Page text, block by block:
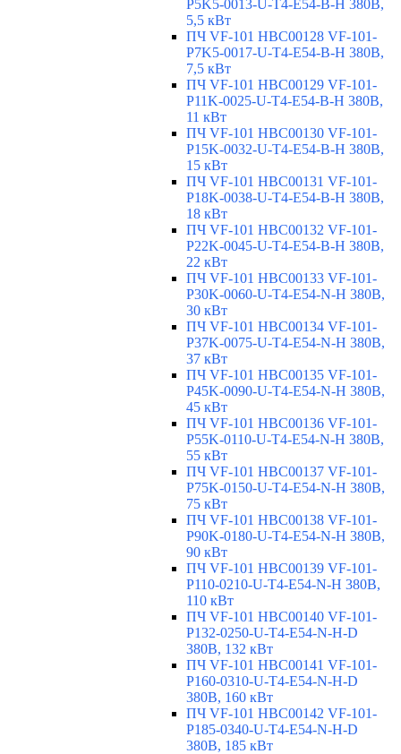
P5K5-0013-U-T4-E54-B-H 380В,
5,5 кВт
ПЧ VF-101 HBC00128 VF-101-
P7K5-0017-U-T4-E54-B-H 380В,
7,5 кВт
ПЧ VF-101 HBC00129 VF-101-
P11K-0025-U-T4-E54-B-H 380В,
11 кВт
ПЧ VF-101 HBC00130 VF-101-
P15K-0032-U-T4-E54-B-H 380В,
15 кВт
ПЧ VF-101 HBC00131 VF-101-
P18K-0038-U-T4-E54-B-H 380В,
18 кВт
ПЧ VF-101 HBC00132 VF-101-
P22K-0045-U-T4-E54-B-H 380В,
22 кВт
ПЧ VF-101 HBC00133 VF-101-
P30K-0060-U-T4-E54-N-H 380В,
30 кВт
ПЧ VF-101 HBC00134 VF-101-
P37K-0075-U-T4-E54-N-H 380В,
37 кВт
ПЧ VF-101 HBC00135 VF-101-
P45K-0090-U-T4-E54-N-H 380В,
45 кВт
ПЧ VF-101 HBC00136 VF-101-
P55K-0110-U-T4-E54-N-H 380В,
55 кВт
ПЧ VF-101 HBC00137 VF-101-
P75K-0150-U-T4-E54-N-H 380В,
75 кВт
ПЧ VF-101 HBC00138 VF-101-
P90K-0180-U-T4-E54-N-H 380В,
90 кВт
ПЧ VF-101 HBC00139 VF-101-
P110-0210-U-T4-E54-N-H 380В,
110 кВт
ПЧ VF-101 HBC00140 VF-101-
P132-0250-U-T4-E54-N-H-D
380В, 132 кВт
ПЧ VF-101 HBC00141 VF-101-
P160-0310-U-T4-E54-N-H-D
380В, 160 кВт
ПЧ VF-101 HBC00142 VF-101-
P185-0340-U-T4-E54-N-H-D
380В, 185 кВт